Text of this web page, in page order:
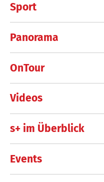
Sport
Panorama
OnTour
Videos
s+ im Überblick
Events